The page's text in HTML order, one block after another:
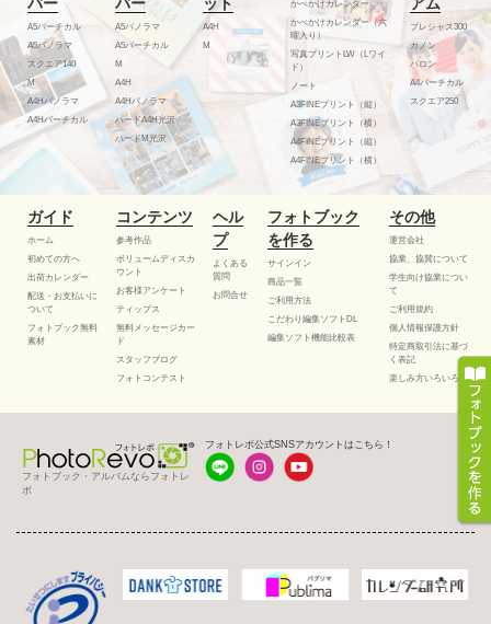
A5バーチカル
A5パノラマ
スクエア140
M
A4Hパノラマ
A4Hバーチカル
A5パノラマ
A5バーチカル
M
A4H
A4Hパノラマ
ハードA4H光沢
ハードM光沢
A4H
M
かべかけカレンダー
かべかけカレンダー（六
曜入り）
写真プリントLW（Lワイ
ド）
ノート
A3FINEプリント（縦）
A3FINEプリント（横）
A4FINEプリント（縦）
A4FINEプリント（横）
プレシャス300
カノン
バロン
A4バーチカル
スクエア250
ガイド
ホーム
初めての方へ
出荷カレンダー
配送・お支払いに
ついて
フォトブック無料
素材
コンテンツ
参考作品
ボリュームディスカ
ウント
お客様アンケート
ティップス
無料メッセージカー
ド
スタッフブログ
フォトコンテスト
ヘル
プ
よくある
質問
お問合せ
フォトブック
を作る
サインイン
商品一覧
ご利用方法
こだわり編集ソフトDL
編集ソフト機能比較表
その他
運営会社
協業、協賛について
学生向け協業につい
て
ご利用規約
個人情報保護方針
特定商取引法に基づ
く表記
楽しみ方いろいろ
フォトブック・アルバムならフォトレ
ボ
フォトレボ公式SNSアカウントはこちら！